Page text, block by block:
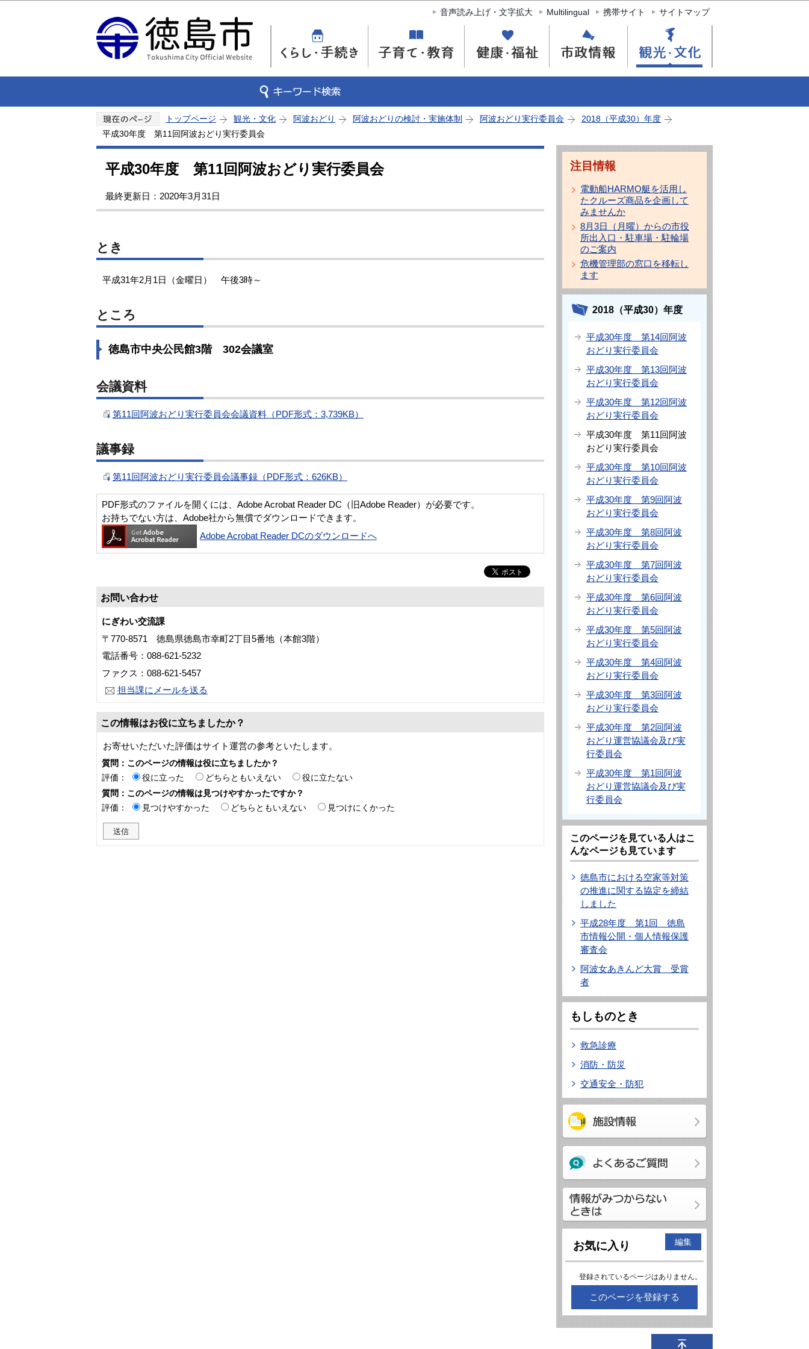
このページの本文へ移動
音声読み上げ・文字拡大 Multilingual 携帯サイト サイトマップ
トップページ 観光・文化 阿波おどり 阿波おどりの検討・実施体制 阿波おどり実行委員会
2018（平成30）年度
平成30年度 第11回阿波おどり実行委員会
平成30年度 第11回阿波おどり実行委員会
最終更新日：2020年3月31日
とき
平成31年2月1日（金曜日） 午後3時～
ところ
徳島市中央公民館3階 302会議室
会議資料
第11回阿波おどり実行委員会会議資料（PDF形式：3,739KB）
議事録
第11回阿波おどり実行委員会議事録（PDF形式：626KB）
PDF形式のファイルを開くには、Adobe Acrobat Reader DC（旧Adobe Reader）が必要です。
お持ちでない方は、Adobe社から無償でダウンロードできます。
Adobe Acrobat Reader DCのダウンロードへ
お問い合わせ
にぎわい交流課
〒770-8571 徳島県徳島市幸町2丁目5番地（本館3階）
電話番号：088-621-5232
ファクス：088-621-5457
担当課にメールを送る
この情報はお役に立ちましたか？
お寄せいただいた評価はサイト運営の参考といたします。
質問：このページの情報は役に立ちましたか？
評価：
役に立った どちらともいえない
役に立たない
質問：このページの情報は見つけやすかったですか？
評価：
見つけやすかった どちらともいえない 見つけにくかった
注目情報
電動船HARMO艇を活用し
たクルーズ商品を企画して
みませんか
8月3日（月曜）からの市役
所出入口・駐車場・駐輪場
のご案内
危機管理部の窓口を移転し
ます
2018（平成30）年度
平成30年度 第14回阿波
おどり実行委員会
平成30年度 第13回阿波
おどり実行委員会
平成30年度 第12回阿波
おどり実行委員会
平成30年度 第11回阿波
おどり実行委員会
平成30年度 第10回阿波
おどり実行委員会
平成30年度 第9回阿波
おどり実行委員会
平成30年度 第8回阿波
おどり実行委員会
平成30年度 第7回阿波
おどり実行委員会
平成30年度 第6回阿波
おどり実行委員会
平成30年度 第5回阿波
おどり実行委員会
平成30年度 第4回阿波
おどり実行委員会
平成30年度 第3回阿波
おどり実行委員会
平成30年度 第2回阿波
おどり運営協議会及び実
行委員会
平成30年度 第1回阿波
おどり運営協議会及び実
行委員会
このページを見ている人はこ
んなページも見ています
徳島市における空家等対策
の推進に関する協定を締結
しました
平成28年度 第1回 徳島
市情報公開・個人情報保護
審査会
阿波女あきんど大賞 受賞
者
もしものとき
救急診療
消防・防災
交通安全・防犯
お気に入り 編集
登録されているページはありません。
このページを登録する